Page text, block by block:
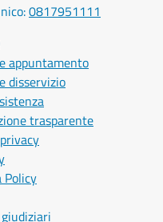
0817951111
appuntamento
disservizio
trasparente
Policy